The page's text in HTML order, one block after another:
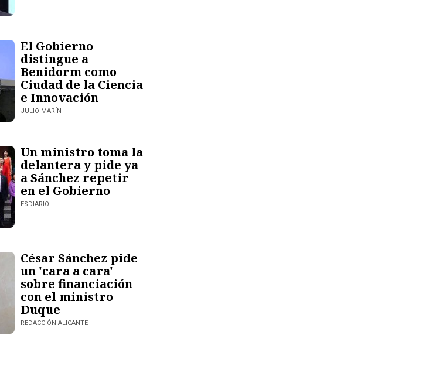
El Gobierno
distingue a
Benidorm como
Ciudad de la Ciencia
e Innovación
JULIO MARÍN
Un ministro toma la
delantera y pide ya
a Sánchez repetir
en el Gobierno
ESDIARIO
César Sánchez pide
un 'cara a cara'
sobre financiación
con el ministro
Duque
REDACCIÓN ALICANTE